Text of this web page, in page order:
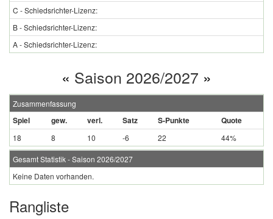
C - Schiedsrichter-Lizenz:
B - Schiedsrichter-Lizenz:
A - Schiedsrichter-Lizenz:
« Saison 2026/2027 »
Zusammenfassung
Spiel gew. verl. Satz S-Punkte Quote
18 8 10 -6 22 44%
Gesamt Statistik - Saison 2026/2027
Keine Daten vorhanden.
Rangliste